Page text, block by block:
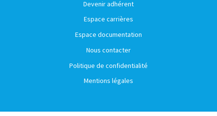
Devenir adhérent
Espace carrières
Espace documentation
Nous contacter
Politique de confidentialité
Mentions légales